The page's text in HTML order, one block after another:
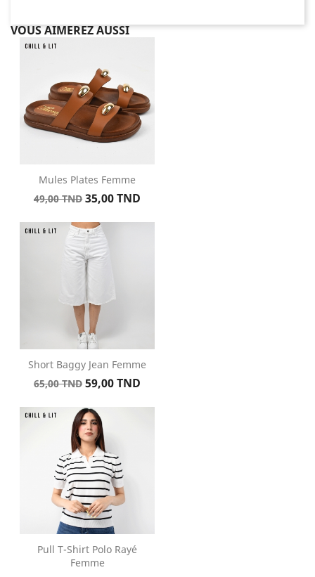
VOUS AIMEREZ AUSSI
Mules Plates Femme
Prix
base
49,00 TND Prix
35,00 TND
Short Baggy Jean Femme
Prix
base
65,00 TND Prix
59,00 TND
Pull T-Shirt Polo Rayé
Femme